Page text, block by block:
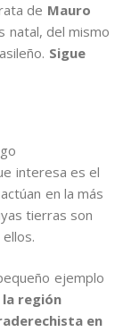
de Mauro
natal, del mismo
Sigue
interesa es el
en la más
tierras son
ejemplo
la región
en